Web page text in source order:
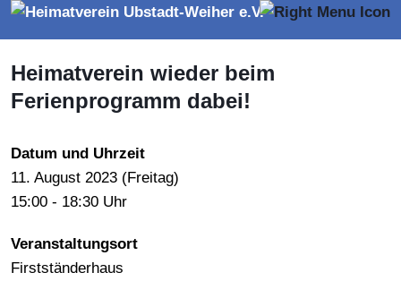
Heimatverein wieder beim
Ferienprogramm dabei!
Datum und Uhrzeit
11. August 2023 (Freitag)
15:00 - 18:30 Uhr
Veranstaltungsort
Firstständerhaus